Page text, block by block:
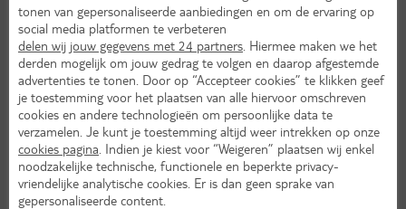
tonen van gepersonaliseerde aanbiedingen en om de ervaring op
social media platformen te verbeteren
delen wij jouw gegevens met 24 partners . Hiermee maken we het
derden mogelijk om jouw gedrag te volgen en daarop afgestemde
advertenties te tonen. Door op “Accepteer cookies” te klikken geef
je toestemming voor het plaatsen van alle hiervoor omschreven
cookies en andere technologieën om persoonlijke data te
verzamelen. Je kunt je toestemming altijd weer intrekken op onze
cookies pagina . Indien je kiest voor “Weigeren” plaatsen wij enkel
noodzakelijke technische, functionele en beperkte privacy-
vriendelijke analytische cookies. Er is dan geen sprake van
gepersonaliseerde content.